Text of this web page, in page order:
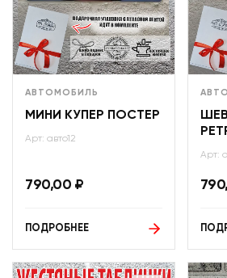
АВТОМОБИЛЬ
МИНИ КУПЕР ПОСТЕР
Арт: авто12
790,00 ₽
ПОДРОБНЕЕ
Арт: